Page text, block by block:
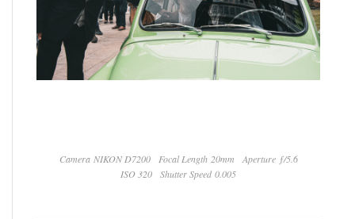
Camera NIKON D7200 Focal Length 20mm
Aperture ƒ/5.6
ISO 320
Shutter Speed 0.005